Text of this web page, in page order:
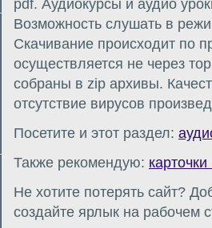
pdf. Аудиокурсы и аудио
Возможность слушать в
Скачивание происходит по
осуществляется не через
собраны в zip архивы.
отсутствие вирусов
Посетите и этот раздел:
Также рекомендую:
Не хотите потерять сайт?
создайте ярлык на рабочем